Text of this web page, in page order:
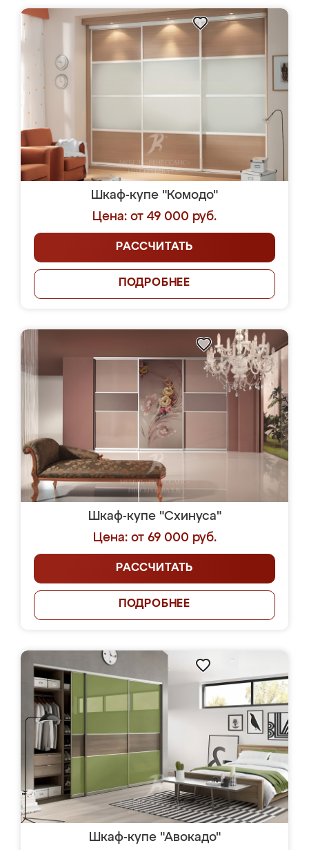
Шкаф-купе "Комодо"
Цена: от 49 000 руб.
РАССЧИТАТЬ
ПОДРОБНЕЕ
Шкаф-купе "Схинуса"
Цена: от 69 000 руб.
РАССЧИТАТЬ
ПОДРОБНЕЕ
Шкаф-купе "Авокадо"